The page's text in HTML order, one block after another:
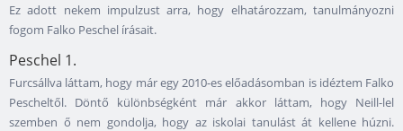
Ez adott nekem impulzust arra, hogy elhatározzam, tanulmányozni
fogom Falko Peschel írásait.
Peschel 1.
Furcsállva láttam, hogy már egy 2010-es előadásomban is idéztem Falko
Pescheltől. Döntő különbségként már akkor láttam, hogy Neill-lel
szemben ő nem gondolja, hogy az iskolai tanulást át kellene húzni.